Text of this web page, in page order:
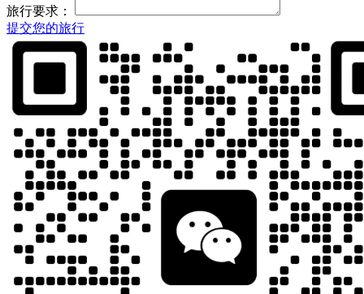
旅行要求：
提交您的旅行